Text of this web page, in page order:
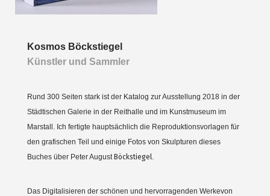
Kosmos Böckstiegel
Künstler und Sammler
Rund 300 Seiten stark ist der Katalog zur Ausstellung 2018 in der
Städtischen Galerie in der Reithalle und im Kunstmuseum im
Marstall. Ich fertigte hauptsächlich die Reproduktionsvorlagen für
den grafischen Teil und einige Fotos von Skulpturen dieses
Buches über Peter AugustBöckstiegel.
Das Digitalisieren der schönen und hervorragenden Werkevon